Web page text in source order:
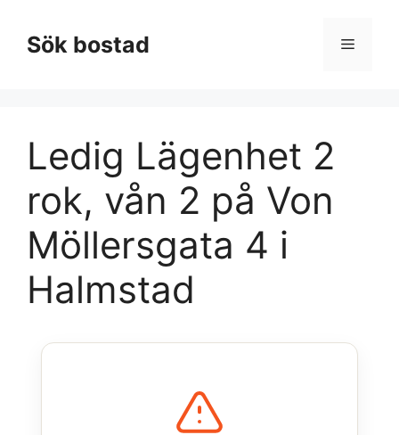
innehållSök bostad Meny
Ledig Lägenhet 2
rok, vån 2 på Von
Möllersgata 4 i
Halmstad